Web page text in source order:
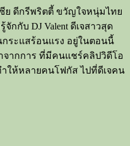
ซีย ดีกรีพริตตี้ ขวัญใจหนุ่มไทย
กกับ DJ Valent ดีเจสาวสุด
กระแสร้อนแรง อยู่ในตอนนี้
จากการ ที่มีคนแชร์คลิปวิดีโอ
ให้หลายคนโฟกัส ไปที่ดีเจคน